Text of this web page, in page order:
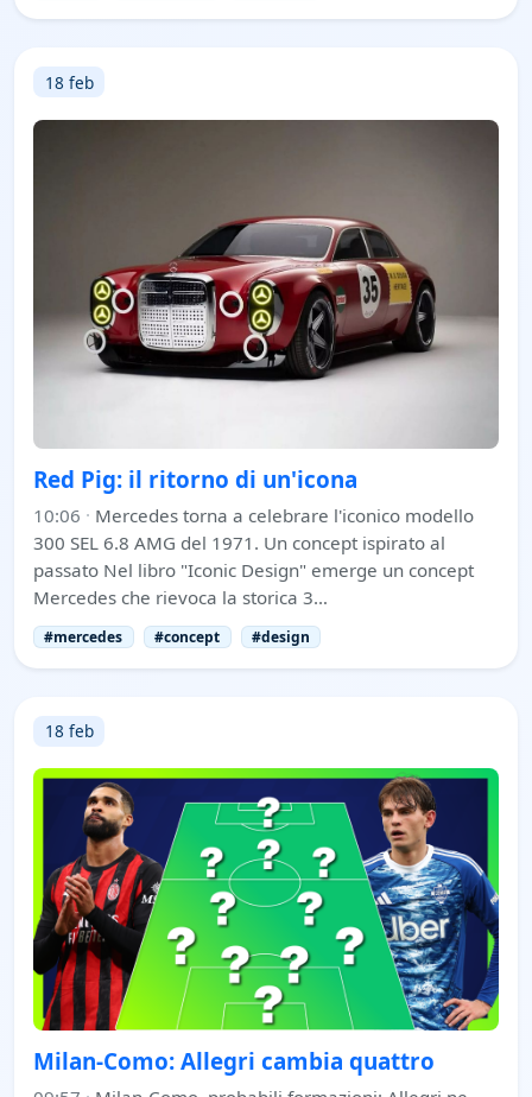
18 feb
Red Pig: il ritorno di un'icona
10:06 · Mercedes torna a celebrare l'iconico modello
300 SEL 6.8 AMG del 1971. Un concept ispirato al
passato Nel libro "Iconic Design" emerge un concept
Mercedes che rievoca la storica 3…
#mercedes #concept #design
18 feb
Milan-Como: Allegri cambia quattro